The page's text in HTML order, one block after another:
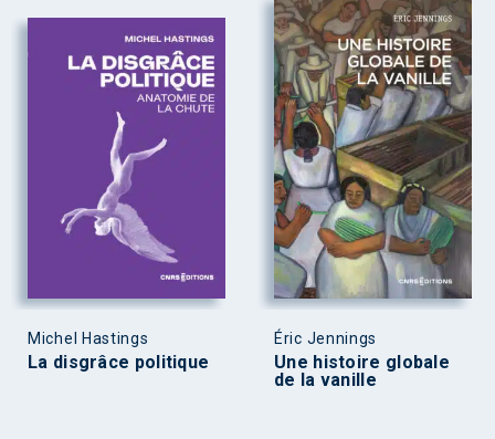
Michel Hastings
La disgrâce politique
Éric Jennings
Une histoire globale
de la vanille